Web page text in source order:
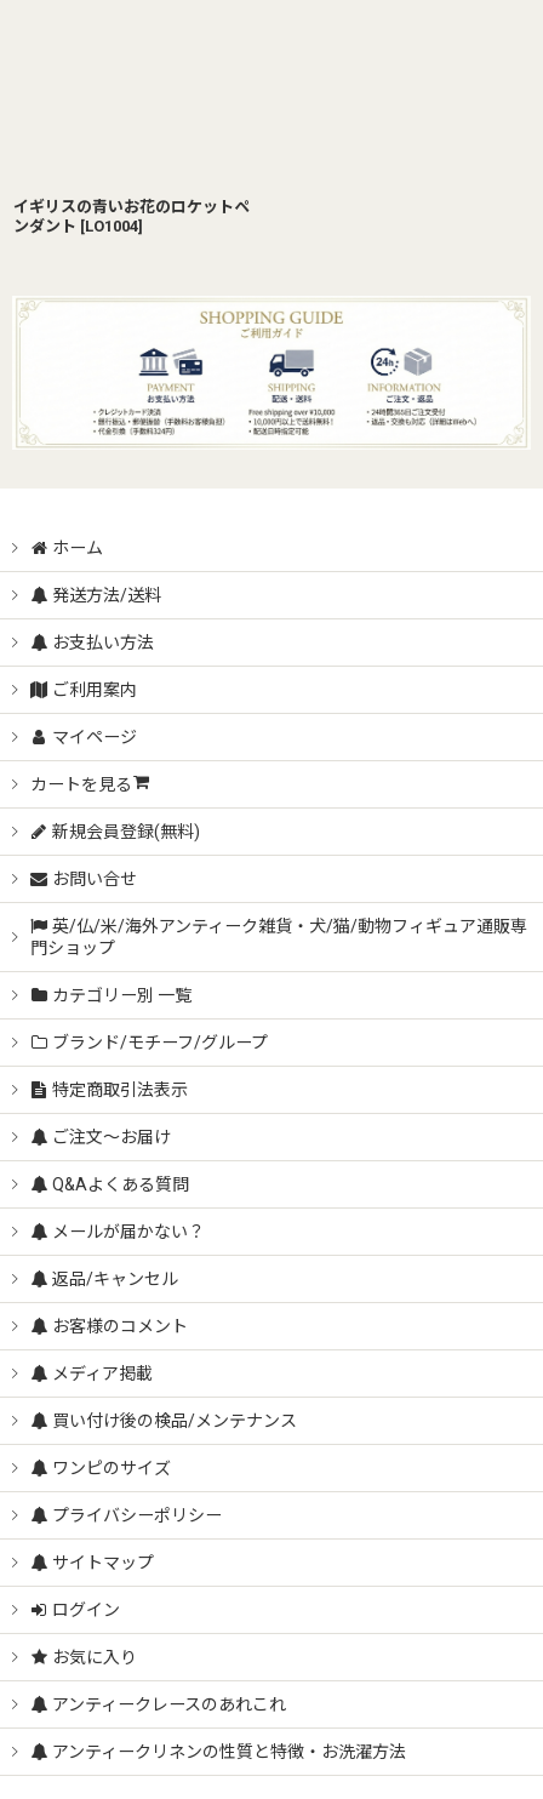
イギリスの青いお花のロケットペ
ンダント [LO1004]
ホーム
発送方法/送料
お支払い方法
ご利用案内
マイページ
カートを見る
新規会員登録(無料)
お問い合せ
英/仏/米/海外アンティーク雑貨・犬/猫/動物フィギュア通販専
門ショップ
カテゴリー別 一覧
ブランド/モチーフ/グループ
特定商取引法表示
ご注文～お届け
Q&Aよくある質問
メールが届かない？
返品/キャンセル
お客様のコメント
メディア掲載
買い付け後の検品/メンテナンス
ワンピのサイズ
プライバシーポリシー
サイトマップ
ログイン
お気に入り
アンティークレースのあれこれ
アンティークリネンの性質と特徴・お洗濯方法